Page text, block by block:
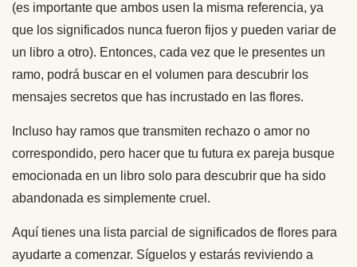
(es importante que ambos usen la misma referencia, ya
que los significados nunca fueron fijos y pueden variar de
un libro a otro). Entonces, cada vez que le presentes un
ramo, podrá buscar en el volumen para descubrir los
mensajes secretos que has incrustado en las flores.
Incluso hay ramos que transmiten rechazo o amor no
correspondido, pero hacer que tu futura ex pareja busque
emocionada en un libro solo para descubrir que ha sido
abandonada es simplemente cruel.
Aquí tienes una lista parcial de significados de flores para
ayudarte a comenzar. Síguelos y estarás reviviendo a